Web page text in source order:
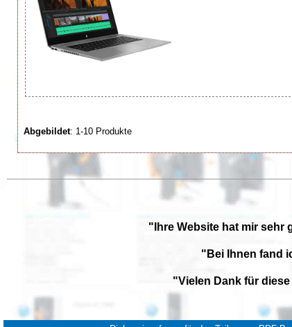
Abgebildet: 1-10 Produkte
"Ihre Website hat mir sehr
"Bei Ihnen fand
"Vielen Dank für